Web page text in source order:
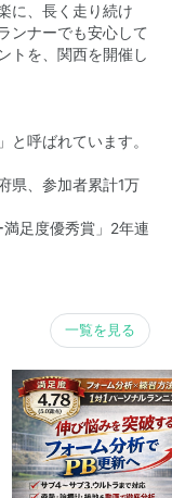
に、長く走り続け
ンナーでも安心して
トを、関西を開催し
と呼ばれています。
県、参加者累計1万
足度優秀賞」2年連
一覧を見る